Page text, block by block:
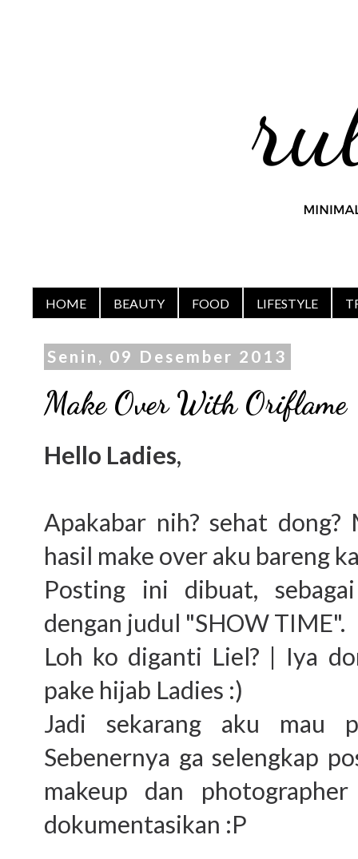
HOME BEAUTY FOOD LIFESTYLE
Senin, 09 Desember 2013
Make Over With Oriflame
Hello Ladies,
Apakabar nih? sehat
hasil make over aku bareng
Posting ini dibuat,
dengan judul "SHOW TIME".
Loh ko diganti Liel? | Iya
pake hijab Ladies :)
Jadi sekarang aku mau
Sebenernya ga selengkap
makeup dan
dokumentasikan :P